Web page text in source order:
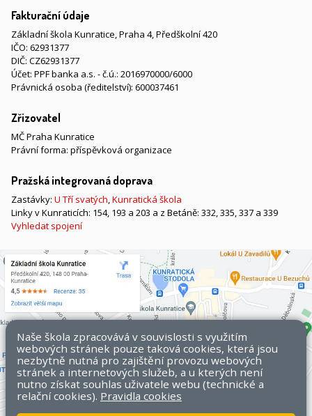
Fakturační údaje
Základní škola Kunratice, Praha 4, Předškolní 420
IČO: 62931377
DIČ: CZ62931377
Účet: PPF banka a.s. - č.ú.: 2016970000/6000
Právnická osoba (ředitelství): 600037461
Zřizovatel
MČ Praha Kunratice
Právní forma: příspěvková organizace
Pražská integrovaná doprava
Zastávky: U Tří svatých,Kunratická škola
Linky v Kunraticích: 154, 193 a 203 a z Betáně: 332, 335, 337 a 339
Vyhledat spojení
Naše škola zpracovává v souvislosti s využitím
webových stránek pouze taková cookies, která jsou
nezbytně nutná pro zajištění provozu webových
stránek a internetových služeb, a u kterých není
nutno získat souhlas uživatele webu (technické a
relační cookies). Pravidla cookies